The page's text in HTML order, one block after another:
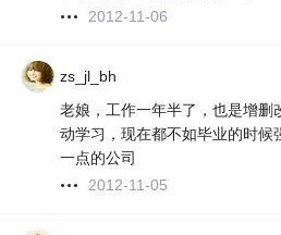
2012-11-06
zs_jl_bh
老娘，工作一年半了，也是增删
动学习，现在都不如毕业的时候
一点的公司
2012-11-05